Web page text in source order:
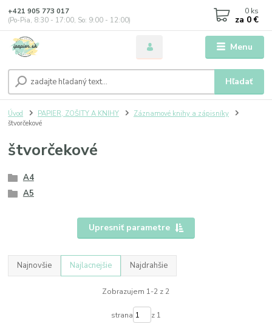
Menu
Hľadať
+421 905 773 017
(Po-Pia, 8:30 - 17:00, So: 9:00 - 12:00)
0 ks
za 0 €
Úvod PAPIER, ZOŠITY A KNIHY
Záznamové knihy a zápisníky
štvorčekové
štvorčekové
A4
A5
Upresniť parametre
Najnovšie Najlacnejšie Najdrahšie
Zobrazujem 1-2 z 2
strana z 1